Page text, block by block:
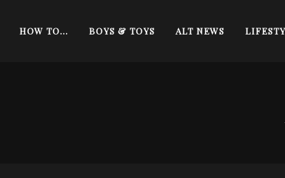
HOW TO… BOYS & TOYS ALT NEWS